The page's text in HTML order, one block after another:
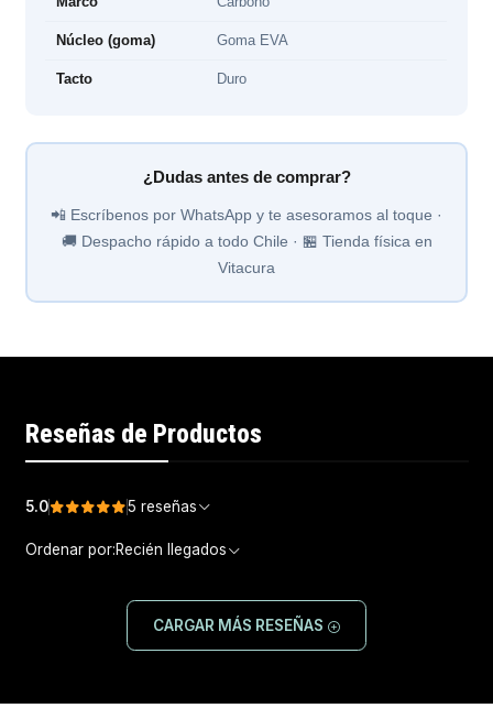
Núcleo (goma) Goma EVA
Tacto Duro
¿Dudas antes de comprar?
📲 Escríbenos por WhatsApp y te asesoramos al toque ·
🚚 Despacho rápido a todo Chile · 🏪 Tienda física en
Vitacura
Reseñas de Productos
5.0 5 reseñas
Ordenar por:Recién llegados
CARGAR MÁS RESEÑAS